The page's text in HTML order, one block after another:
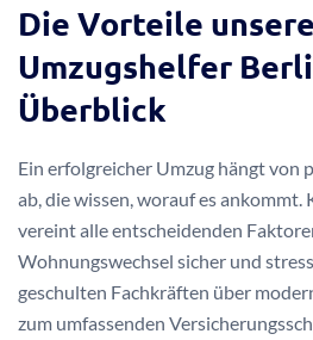
Die Vorteile
Umzugshelfer
Überblick
Ein erfolgreicher Umzug hängt von
ab, die wissen, worauf es ankommt.
vereint alle entscheidenden
Wohnungswechsel sicher und
geschulten Fachkräften über
zum umfassenden